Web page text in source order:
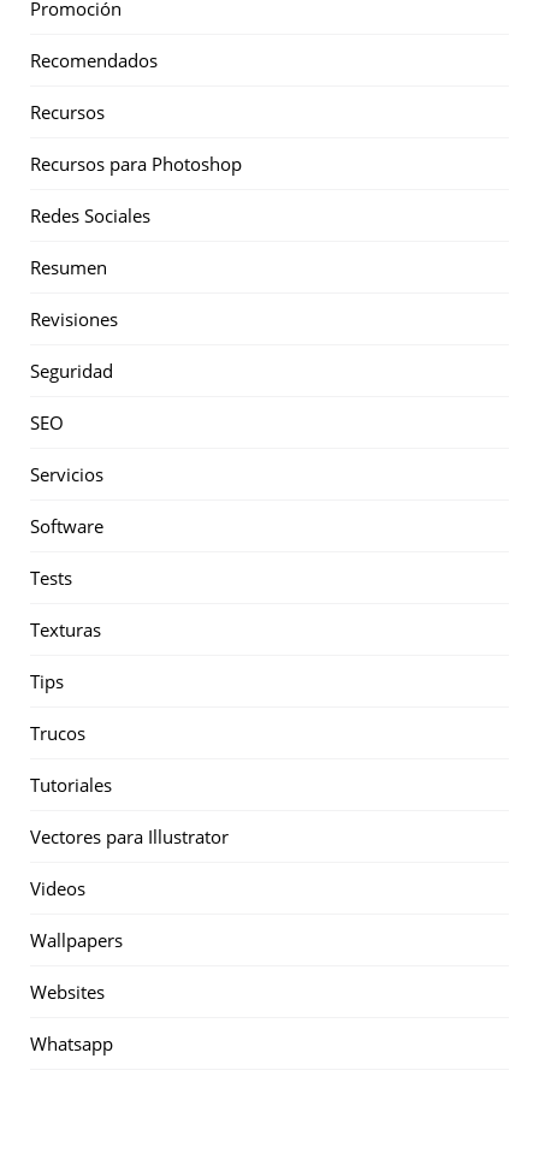
Promoción
Recomendados
Recursos
Recursos para Photoshop
Redes Sociales
Resumen
Revisiones
Seguridad
SEO
Servicios
Software
Tests
Texturas
Tips
Trucos
Tutoriales
Vectores para Illustrator
Videos
Wallpapers
Websites
Whatsapp